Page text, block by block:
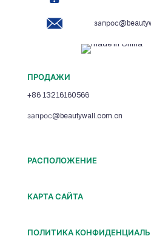
ПРОДАЖИ
+86 13216160566
запрос@beautywall.com.cn
РАСПОЛОЖЕНИЕ
КАРТА САЙТА
ПОЛИТИКА